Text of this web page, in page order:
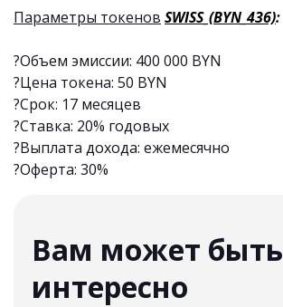
Параметры токенов SWISS_(BYN_436):
?Объем эмиссии: 400 000 BYN
?Цена токена: 50 BYN
?Срок: 17 месяцев
?Ставка: 20% годовых
?Выплата дохода: ежемесячно
?Оферта: 30%
Вам может быть
интересно